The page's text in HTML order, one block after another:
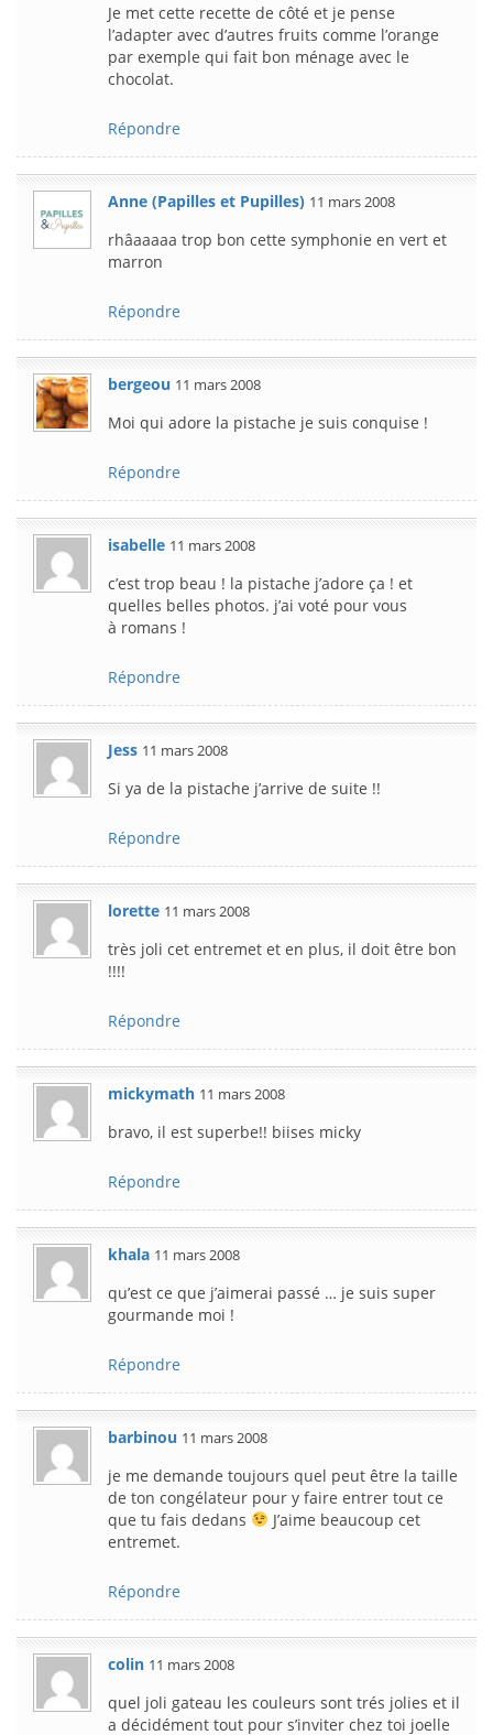
Je met cette recette de côté et je pense
l’adapter avec d’autres fruits comme l’orange
par exemple qui fait bon ménage avec le
chocolat.
Répondre
Anne (Papilles et Pupilles) 11 mars 2008
rhâaaaaa trop bon cette symphonie en vert et
marron
Répondre
bergeou 11 mars 2008
Moi qui adore la pistache je suis conquise !
Répondre
isabelle 11 mars 2008
c’est trop beau ! la pistache j’adore ça ! et
quelles belles photos. j’ai voté pour vous
à romans !
Répondre
Jess 11 mars 2008
Si ya de la pistache j’arrive de suite !!
Répondre
lorette 11 mars 2008
très joli cet entremet et en plus, il doit être bon
!!!!
Répondre
mickymath 11 mars 2008
bravo, il est superbe!! biises micky
Répondre
khala 11 mars 2008
qu’est ce que j’aimerai passé … je suis super
gourmande moi !
Répondre
barbinou 11 mars 2008
je me demande toujours quel peut être la taille
de ton congélateur pour y faire entrer tout ce
que tu fais dedans
J’aime beaucoup cet
entremet.
Répondre
colin 11 mars 2008
quel joli gateau les couleurs sont trés jolies et il
a décidément tout pour s’inviter chez toi joelle